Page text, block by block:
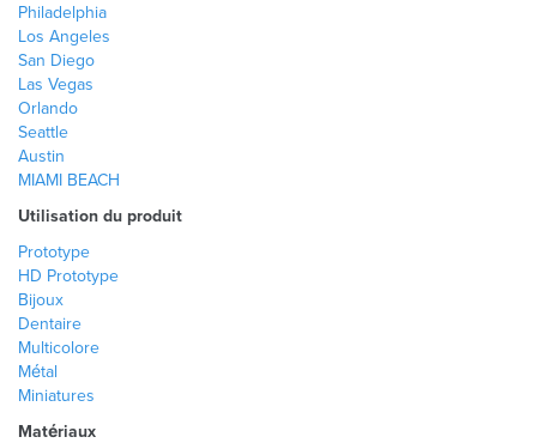
Philadelphia
Los Angeles
San Diego
Las Vegas
Orlando
Seattle
Austin
MIAMI BEACH
Utilisation du produit
Prototype
HD Prototype
Bijoux
Dentaire
Multicolore
Métal
Miniatures
Matériaux